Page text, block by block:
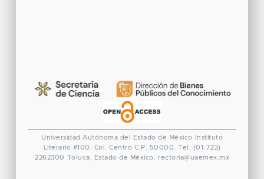
Universidad Autónoma del Estado de México
Instituto
Literario #100. Col. Centro C.P. 50000. Tel. (01-722)
2262300 Toluca, Estado de México. rectoria@uaemex.mx